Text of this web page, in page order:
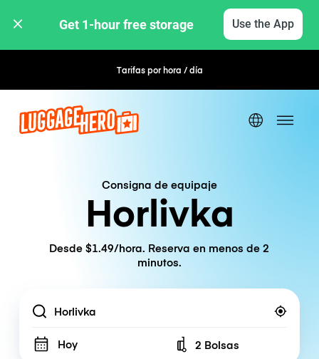
Get 1-hour free storage Use the App
Tarifas por hora / día Reserva flexible
Consigna de equipaje
Horlivka
Desde $1.49/hora. Reserva en menos de 2
minutos.
Location
Hoy Number of bags
2 Bolsas